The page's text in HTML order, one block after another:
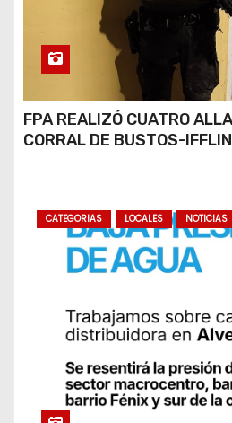
FPA REALIZÓ CUATRO
CORRAL DE BUSTOS-
CATEGORIAS LOCALES NOTICIAS